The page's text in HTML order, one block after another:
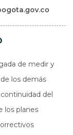
de medir y
los demás
del
los planes